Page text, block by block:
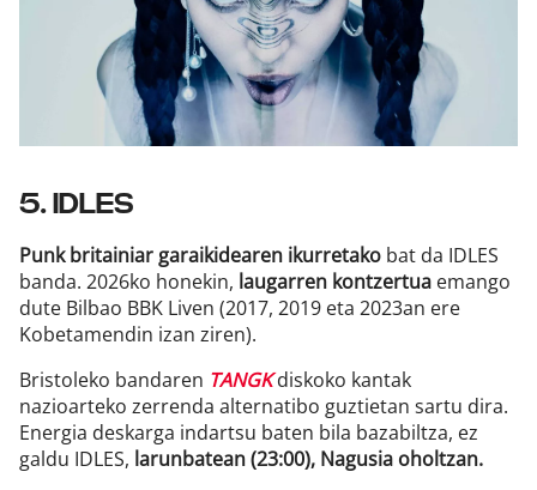
5. IDLES
Punk britainiar garaikidearen ikurretako bat da IDLES
banda. 2026ko honekin, laugarren kontzertua emango
dute Bilbao BBK Liven (2017, 2019 eta 2023an ere
Kobetamendin izan ziren).
Bristoleko bandaren TANGKdiskoko kantak
nazioarteko zerrenda alternatibo guztietan sartu dira.
Energia deskarga indartsu baten bila bazabiltza, ez
galdu IDLES, larunbatean (23:00), Nagusia oholtzan.